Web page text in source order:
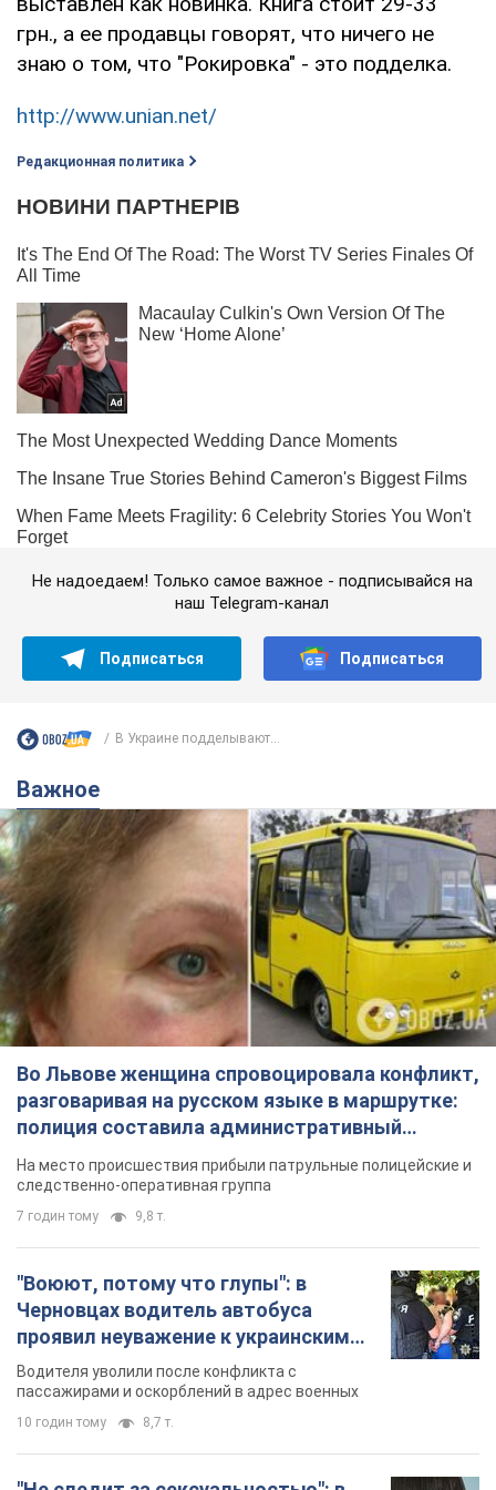
грн., а ее продавцы говорят, что ничего не
знаю о том, что "Рокировка" - это подделка.
http://www.unian.net/
Редакционная политика
Не надоедаем! Только самое важное - подписывайся на
наш Telegram-канал
Подписаться Подписаться
В Украине подделывают...
Важное
Во Львове женщина спровоцировала конфликт,
разговаривая на русском языке в маршрутке:
полиция составила административный
протокол. Видео
На место происшествия прибыли патрульные полицейские и
следственно-оперативная группа
7 годин тому 9,8 т.
"Воюют, потому что глупы": в
Черновцах водитель автобуса
проявил неуважение к украинским
военным и поплатился за это.
Видео
Водителя уволили после конфликта с
пассажирами и оскорблений в адрес военных
10 годин тому 8,7 т.